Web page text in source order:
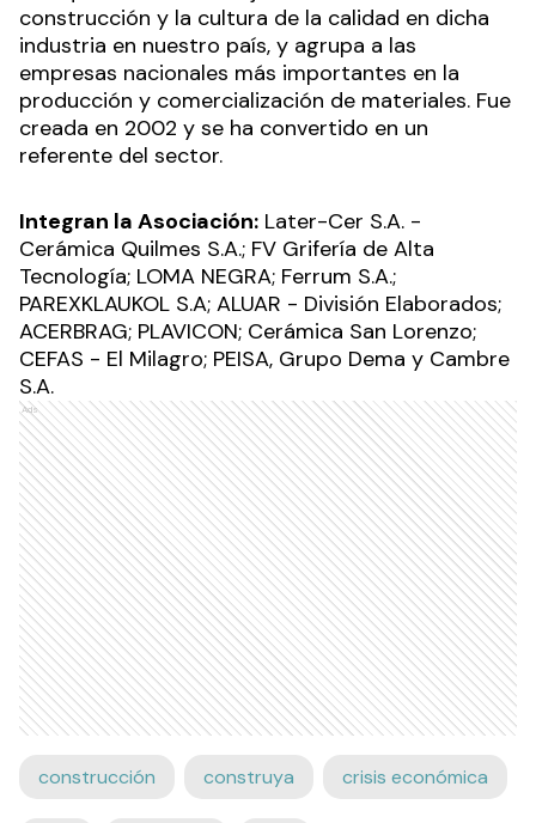
construcción y la cultura de la calidad en dicha
industria en nuestro país, y agrupa a las
empresas nacionales más importantes en la
producción y comercialización de materiales. Fue
creada en 2002 y se ha convertido en un
referente del sector.
Integran la Asociación: Later-Cer S.A. -
Cerámica Quilmes S.A.; FV Grifería de Alta
Tecnología; LOMA NEGRA; Ferrum S.A.;
PAREXKLAUKOL S.A; ALUAR - División Elaborados;
ACERBRAG; PLAVICON; Cerámica San Lorenzo;
CEFAS - El Milagro; PEISA, Grupo Dema y Cambre
S.A.
Ads
construcción construya crisis económica